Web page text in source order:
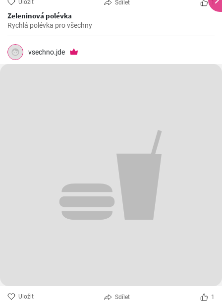
Uložit Sdílet 1
Zeleninová polévka
Rychlá polévka pro všechny
vsechno.jde
Uložit Sdílet 1